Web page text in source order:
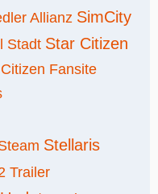
Allianz SimCity
Stadt Star Citizen
Fansite
Stellaris
Trailer